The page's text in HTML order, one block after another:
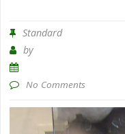
Standard
by
No Comments